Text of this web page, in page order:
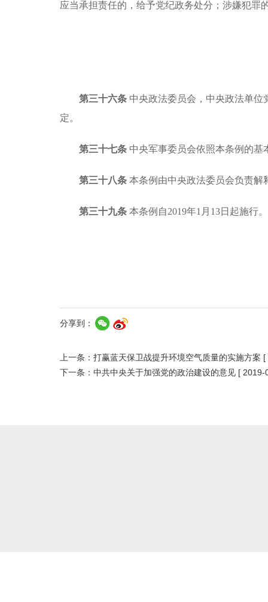
应当承担责任的，给予党纪政务处分；涉嫌犯罪
第三十六条 中央政法委员会，中央政法单
定。
第三十七条 中央军事委员会依照本条例的
第三十八条 本条例由中央政法委员会负责解
第三十九条 本条例自2019年1月13日起施行
分享到：
上一条： 打赢蓝天保卫战提升环境空气质量的实施方案 [
下一条： 中共中央关于加强党的政治建设的意见 [ 2019-